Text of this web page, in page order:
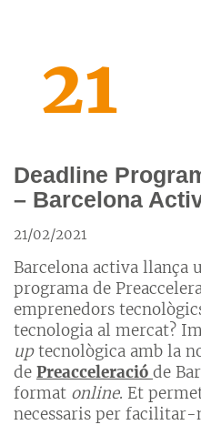
21
Deadline
– Barcelona
21/02/2021
Barcelona activa llança
programa de
emprenedors
tecnologia al mercat?
uptecnològica amb la
de Preacceleració de
format online. Et
necessaris per facilitar-